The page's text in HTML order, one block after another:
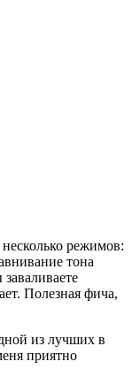
режимов:
тона
Полезная фича,
из лучших в
приятно